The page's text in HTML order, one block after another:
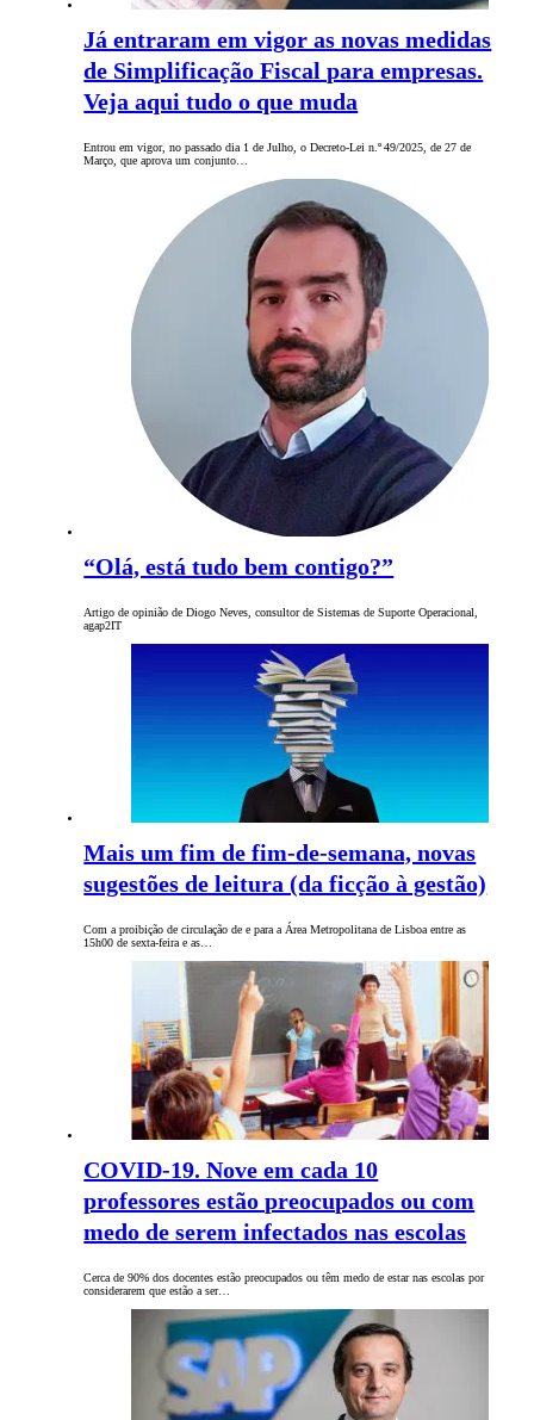
Já entraram em vigor as novas medidas
de Simplificação Fiscal para empresas.
Veja aqui tudo o que muda
Entrou em vigor, no passado dia 1 de Julho, o Decreto-Lei n.º 49/2025, de 27 de
Março, que aprova um conjunto…
“Olá, está tudo bem contigo?”
Artigo de opinião de Diogo Neves, consultor de Sistemas de Suporte Operacional,
agap2IT
Mais um fim de fim-de-semana, novas
sugestões de leitura (da ficção à gestão)
Com a proibição de circulação de e para a Área Metropolitana de Lisboa entre as
15h00 de sexta-feira e as…
COVID-19. Nove em cada 10
professores estão preocupados ou com
medo de serem infectados nas escolas
Cerca de 90% dos docentes estão preocupados ou têm medo de estar nas escolas por
considerarem que estão a ser…